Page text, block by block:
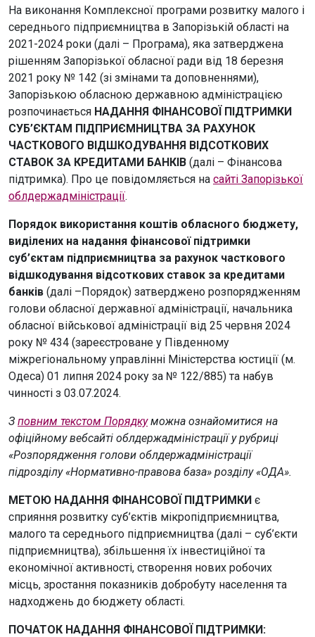
На виконання Комплексної програми розвитку малого і
середнього підприємництва в Запорізькій області на
2021-2024 роки (далі – Програма), яка затверджена
рішенням Запорізької обласної ради від 18 березня
2021 року № 142 (зі змінами та доповненнями),
Запорізькою обласною державною адміністрацією
розпочинається НАДАННЯ ФІНАНСОВОЇ ПІДТРИМКИ
СУБ’ЄКТАМ ПІДПРИЄМНИЦТВА ЗА РАХУНОК
ЧАСТКОВОГО ВІДШКОДУВАННЯ ВІДСОТКОВИХ
СТАВОК ЗА КРЕДИТАМИ БАНКІВ (далі – Фінансова
підтримка). Про це повідомляється на сайті Запорізької
облдержадміністрації.
Порядок використання коштів обласного бюджету,
виділених на надання фінансової підтримки
суб’єктам підприємництва за рахунок часткового
відшкодування відсоткових ставок за кредитами
банків (далі –Порядок) затверджено розпорядженням
голови обласної державної адміністрації, начальника
обласної військової адміністрації від 25 червня 2024
року № 434 (зареєстроване у Південному
міжрегіональному управлінні Міністерства юстиції (м.
Одеса) 01 липня 2024 року за № 122/885) та набув
чинності з 03.07.2024.
З повним текстом Порядкуможна ознайомитися на
офіційному вебсайті облдержадміністрації у рубриці
«Розпорядження голови облдержадміністрації
підрозділу «Нормативно-правова база» розділу «ОДА».
МЕТОЮ НАДАННЯ ФІНАНСОВОЇ ПІДТРИМКИ є
сприяння розвитку суб’єктів мікропідприємництва,
малого та середнього підприємництва (далі – суб’єкти
підприємництва), збільшення їх інвестиційної та
економічної активності, створення нових робочих
місць, зростання показників добробуту населення та
надходжень до бюджету області.
ПОЧАТОК НАДАННЯ ФІНАНСОВОЇ ПІДТРИМКИ: